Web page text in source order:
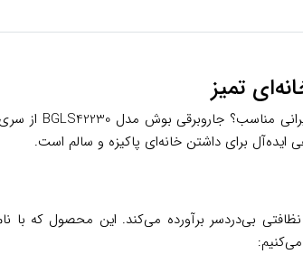
برای داشتن خانه‌ای پاکیزه و سالم است.